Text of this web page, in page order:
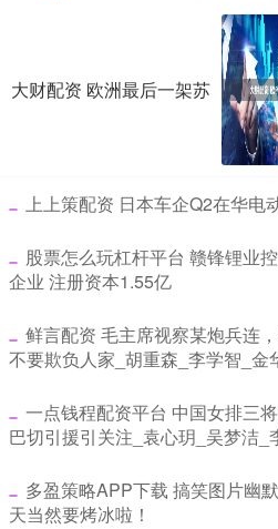
大财配资 欧洲最后一架苏
上上策配资 日本车企Q2在华电
股票怎么玩杠杆平台 赣锋锂业
企业 注册资本1.55亿
鲜言配资 毛主席视察某炮兵连
不要欺负人家_胡重森_李学智_金
一点钱程配资平台 中国女排三
巴切引援引关注_袁心玥_吴梦洁_
多盈策略APP下载 搞笑图片幽
天当然要烤冰啦！